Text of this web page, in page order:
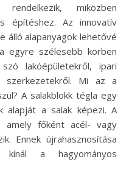
rendelkezik, miközben
építéshez. Az innovatív
álló alapanyagok lehetővé
egyre szélesebb körben
lakóépületekről, ipari
szerkezetekről. Mi az a
A salakblokk tégla egy
alapját a salak képezi. A
amely főként acél- vagy
Ennek újrahasznosítása
kínál a hagyományos